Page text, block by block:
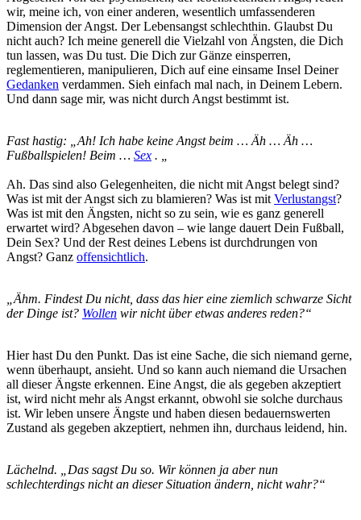
wir, meine ich, von einer anderen, wesentlich umfassenderen
Dimension der Angst. Der Lebensangst schlechthin. Glaubst Du
nicht auch? Ich meine generell die Vielzahl von Ängsten, die Dich
tun lassen, was Du tust. Die Dich zur Gänze einsperren,
reglementieren, manipulieren, Dich auf eine einsame Insel Deiner
Gedanken verdammen. Sieh einfach mal nach, in Deinem Lebern.
Und dann sage mir, was nicht durch Angst bestimmt ist.
Fast hastig: „Ah! Ich habe keine Angst beim … Äh … Äh …
Fußballspielen! Beim … Sex . „
Ah. Das sind also Gelegenheiten, die nicht mit Angst belegt sind?
Was ist mit der Angst sich zu blamieren? Was ist mit Verlustangst?
Was ist mit den Ängsten, nicht so zu sein, wie es ganz generell
erwartet wird? Abgesehen davon – wie lange dauert Dein Fußball,
Dein Sex? Und der Rest deines Lebens ist durchdrungen von
Angst? Ganz offensichtlich.
„Ähm. Findest Du nicht, dass das hier eine ziemlich schwarze Sicht
der Dinge ist? Wollen wir nicht über etwas anderes reden?“
Hier hast Du den Punkt. Das ist eine Sache, die sich niemand gerne,
wenn überhaupt, ansieht. Und so kann auch niemand die Ursachen
all dieser Ängste erkennen. Eine Angst, die als gegeben akzeptiert
ist, wird nicht mehr als Angst erkannt, obwohl sie solche durchaus
ist. Wir leben unsere Ängste und haben diesen bedauernswerten
Zustand als gegeben akzeptiert, nehmen ihn, durchaus leidend, hin.
Lächelnd. „Das sagst Du so. Wir können ja aber nun
schlechterdings nicht an dieser Situation ändern, nicht wahr?“